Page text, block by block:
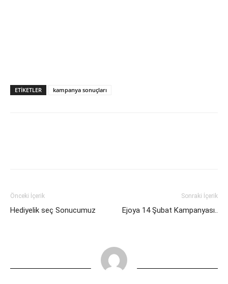
ETIKETLER kampanya sonuçları
Önceki İçerik
Hediyelik seç Sonucumuz
Sonraki İçerik
Ejoya 14 Şubat Kampanyası..